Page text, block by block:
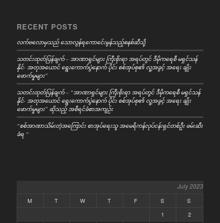
RECENT POSTS
လက်ဗလောမှသည် သောလွန်ရကောင်ေးမွန်သည့်စနစ်ဆီသို့
သတင်းထုတ်ပြန်ချက် – အာဏာရှင်များ ကြီးစိုးရာ အရပ်တွင် ဒီမိုကရေစီ မရှင်သန်
နိုင်- အတုအယောင် ရွေးကောက်ပွဲနောက် ပိုင်း စစ်အုပ်စု၏ လူ့အခွင့် အရေး ချိုး
ဖောက်မှုများ”
သတင်းထုတ်ပြန်ချက် – “အာဏာရှင်များ ကြီးစိုးရာ အရပ်တွင် ဒီမိုကရေစီ မရှင်သန်
နိုင်- အတုအယောင် ရွေးကောက်ပွဲနောက် ပိုင်း စစ်အုပ်စု၏ လူ့အခွင့် အရေး ချိုး
ဖောက်မှုများ” ဆိုသည့် အစီရင်ခံစာအကျဉ်း
“စစ်အာဏာသိမ်းတဲ့အကြောင်း စာအုပ်ရေးသူ အမေရိကန်လုပ်ငန်းရှင်တစ်ဦး ဖမ်းဆီး
ခံရ “
July 2023
M T W T F S
S
1
2